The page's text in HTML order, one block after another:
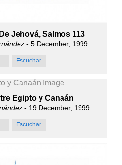
Jehová, Salmos 113
- 5 December, 1999
Escuchar
Egipto y Canaán
- 19 December, 1999
Escuchar